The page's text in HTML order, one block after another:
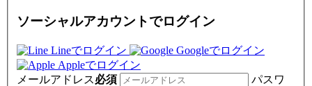
ソーシャルアカウントでログイン
Lineでログイン
Googleでログイン
Appleでログイン
メールアドレス必須
パスワ